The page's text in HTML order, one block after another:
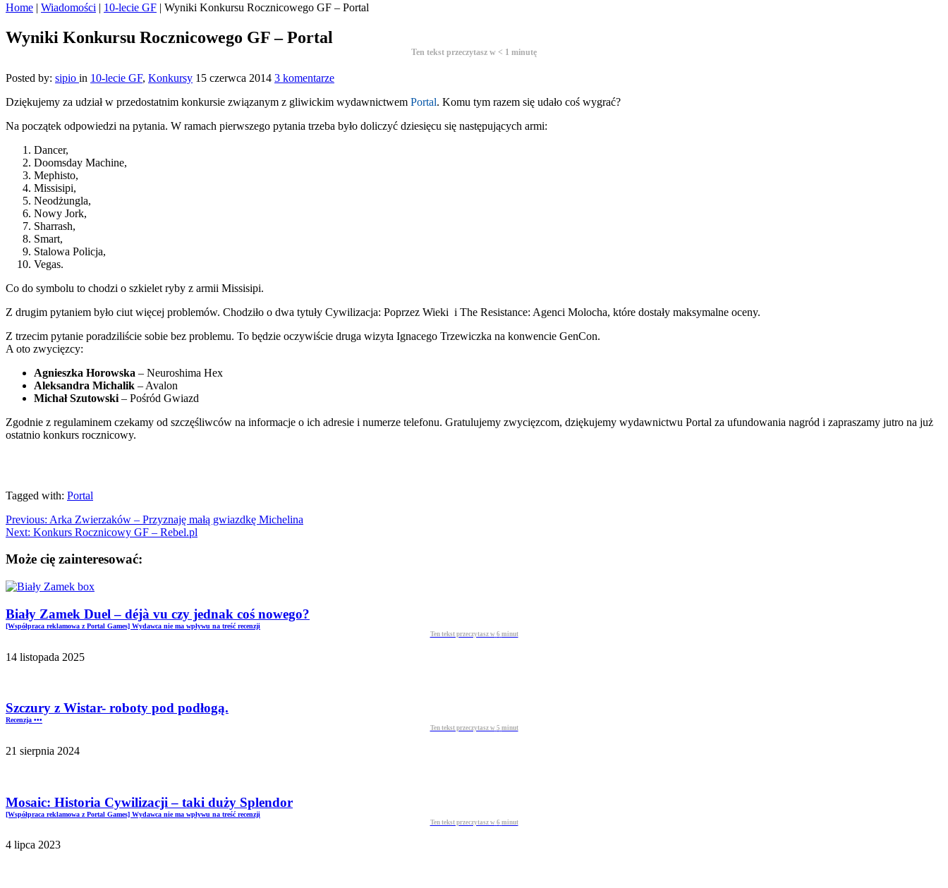
Home | Wiadomości | 10-lecie GF | Wyniki Konkursu Rocznicowego GF – Portal
Wyniki Konkursu Rocznicowego GF – Portal
Ten tekst przeczytasz w < 1 minutę
Posted by: sipio in 10-lecie GF, Konkursy 15 czerwca 2014 3 komentarze
Dziękujemy za udział w przedostatnim konkursie związanym z gliwickim wydawnictwem Portal. Komu tym razem się udało coś wygrać?
Na początek odpowiedzi na pytania. W ramach pierwszego pytania trzeba było doliczyć dziesięcu się następujących armi:
Dancer,
Doomsday Machine,
Mephisto,
Missisipi,
Neodżungla,
Nowy Jork,
Sharrash,
Smart,
Stalowa Policja,
Vegas.
Co do symbolu to chodzi o szkielet ryby z armii Missisipi.
Z drugim pytaniem było ciut więcej problemów. Chodziło o dwa tytuły Cywilizacja: Poprzez Wieki i The Resistance: Agenci Molocha, które dostały maksymalne oceny.
Z trzecim pytanie poradziliście sobie bez problemu. To będzie oczywiście druga wizyta Ignacego Trzewiczka na konwencie GenCon.
A oto zwycięzcy:
Agnieszka Horowska – Neuroshima Hex
Aleksandra Michalik – Avalon
Michał Szutowski – Pośród Gwiazd
Zgodnie z regulaminem czekamy od szczęśliwców na informacje o ich adresie i numerze telefonu. Gratulujemy zwycięzcom, dziękujemy wydawnictwu Portal za ufundowania nagród i zapraszamy jutro na już
ostatnio konkurs rocznicowy.
Tagged with: Portal
Previous: Arka Zwierzaków – Przyznaję małą gwiazdkę Michelina
Next: Konkurs Rocznicowy GF – Rebel.pl
Może cię zainteresować:
Biały Zamek Duel – déjà vu czy jednak coś nowego?
[Współpraca reklamowa z Portal Games] Wydawca nie ma wpływu na treść recenzji
Ten tekst przeczytasz w 6 minut
14 listopada 2025
Szczury z Wistar- roboty pod podłogą.
Recenzja •••
Ten tekst przeczytasz w 5 minut
21 sierpnia 2024
Mosaic: Historia Cywilizacji – taki duży Splendor
[Współpraca reklamowa z Portal Games] Wydawca nie ma wpływu na treść recenzji
Ten tekst przeczytasz w 6 minut
4 lipca 2023